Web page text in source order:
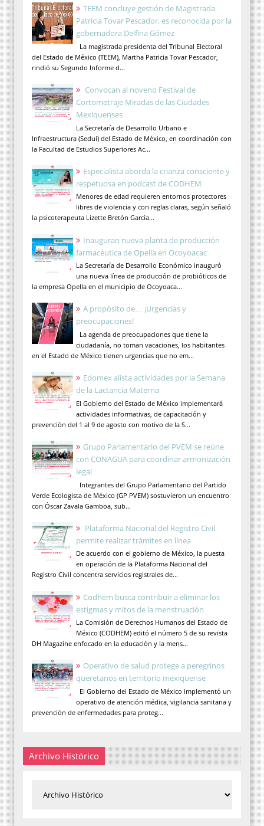
TEEM concluye gestión de Magistrada
Patricia Tovar Pescador, es reconocida por la
gobernadora Delfina Gómez
La magistrada presidenta del Tribunal Electoral
del Estado de México (TEEM), Martha Patricia Tovar Pescador,
rindió su Segundo Informe d...
Convocan al noveno Festival de
Cortometraje Miradas de las Ciudades
Mexiquenses
La Secretaría de Desarrollo Urbano e
Infraestructura (Sedui) del Estado de México, en coordinación con
la Facultad de Estudios Superiores Ac...
Especialista aborda la crianza consciente y
respetuosa en podcast de CODHEM
Menores de edad requieren entornos protectores
libres de violencia y con reglas claras, según señaló
la psicoterapeuta Lizette Bretón García...
Inauguran nueva planta de producción
farmacéutica de Opella en Ocoyoacac
La Secretaría de Desarrollo Económico inauguró
una nueva línea de producción de probióticos de
la empresa Opella en el municipio de Ocoyoaca...
A propósito de… ¡Urgencias y
preocupaciones!
La agenda de preocupaciones que tiene la
ciudadanía, no toman vacaciones, los habitantes
en el Estado de México tienen urgencias que no em...
Edomex alista actividades por la Semana
de la Lactancia Materna
El Gobierno del Estado de México implementará
actividades informativas, de capacitación y
prevención del 1 al 9 de agosto con motivo de la S...
Grupo Parlamentario del PVEM se reúne
con CONAGUA para coordinar armonización
legal
Integrantes del Grupo Parlamentario del Partido
Verde Ecologista de México (GP PVEM) sostuvieron un encuentro
con Óscar Zavala Gamboa, sub...
Plataforma Nacional del Registro Civil
permite realizar trámites en línea
De acuerdo con el gobierno de México, la puesta
en operación de la Plataforma Nacional del
Registro Civil concentra servicios registrales de...
Codhem busca contribuir a eliminar los
estigmas y mitos de la menstruación
La Comisión de Derechos Humanos del Estado de
México (CODHEM) editó el número 5 de su revista
DH Magazine enfocado en la educación y la mens...
Operativo de salud protege a peregrinos
queretanos en territorio mexiquense
El Gobierno del Estado de México implementó un
operativo de atención médica, vigilancia sanitaria y
prevención de enfermedades para proteg...
Archivo Histórico